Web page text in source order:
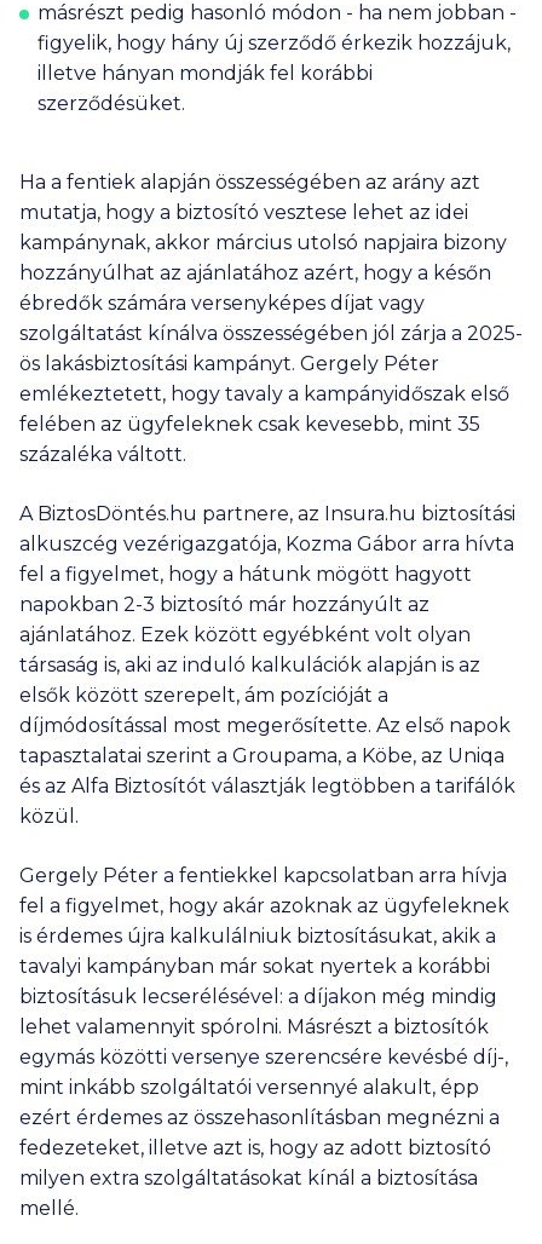
másrészt pedig hasonló módon - ha nem jobban -
figyelik, hogy hány új szerződő érkezik hozzájuk,
illetve hányan mondják fel korábbi
szerződésüket.
Ha a fentiek alapján összességében az arány azt
mutatja, hogy a biztosító vesztese lehet az idei
kampánynak, akkor március utolsó napjaira bizony
hozzányúlhat az ajánlatához azért, hogy a későn
ébredők számára versenyképes díjat vagy
szolgáltatást kínálva összességében jól zárja a 2025-
ös lakásbiztosítási kampányt. Gergely Péter
emlékeztetett, hogy tavaly a kampányidőszak első
felében az ügyfeleknek csak kevesebb, mint 35
százaléka váltott.
A BiztosDöntés.hu partnere, az Insura.hu biztosítási
alkuszcég vezérigazgatója, Kozma Gábor arra hívta
fel a figyelmet, hogy a hátunk mögött hagyott
napokban 2-3 biztosító már hozzányúlt az
ajánlatához. Ezek között egyébként volt olyan
társaság is, aki az induló kalkulációk alapján is az
elsők között szerepelt, ám pozícióját a
díjmódosítással most megerősítette. Az első napok
tapasztalatai szerint a Groupama, a Köbe, az Uniqa
és az Alfa Biztosítót választják legtöbben a tarifálók
közül.
Gergely Péter a fentiekkel kapcsolatban arra hívja
fel a figyelmet, hogy akár azoknak az ügyfeleknek
is érdemes újra kalkulálniuk biztosításukat, akik a
tavalyi kampányban már sokat nyertek a korábbi
biztosításuk lecserélésével: a díjakon még mindig
lehet valamennyit spórolni. Másrészt a biztosítók
egymás közötti versenye szerencsére kevésbé díj-,
mint inkább szolgáltatói versennyé alakult, épp
ezért érdemes az összehasonlításban megnézni a
fedezeteket, illetve azt is, hogy az adott biztosító
milyen extra szolgáltatásokat kínál a biztosítása
mellé.